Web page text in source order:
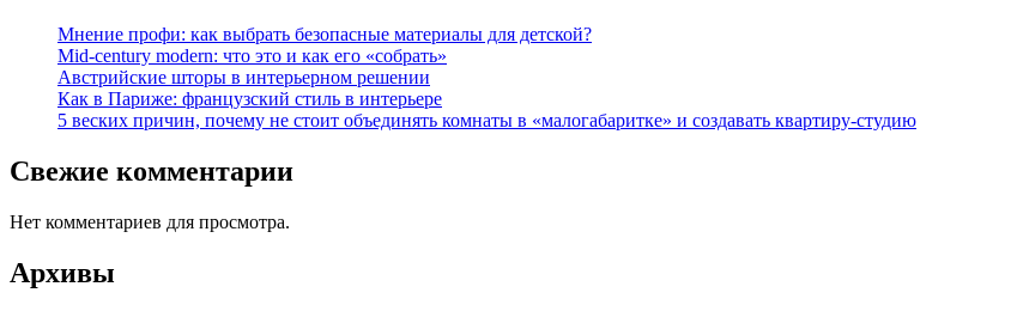
Мнение профи: как выбрать безопасные материалы для детской?
Mid-century modern: что это и как его «собрать»
Австрийские шторы в интерьерном решении
Как в Париже: французский стиль в интерьере
5 веских причин, почему не стоит объединять комнаты в «малогабаритке» и создавать квартиру-студию
Свежие комментарии
Нет комментариев для просмотра.
Архивы